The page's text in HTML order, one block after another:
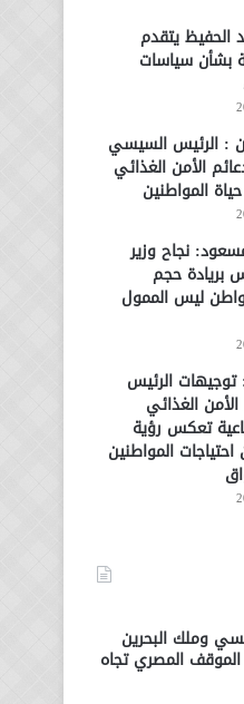
الحفيظ يتقدم
بشأن سياسات
: الرئيس السيسي
الأمن الغذائي
المواطنين
نجاح وزير
بريادة حجم
ليس الممول
الرئيس
الغذائي
تعكس رؤية
احتياجات المواطنين
وملك البحرين
الموقف المصري تجاه